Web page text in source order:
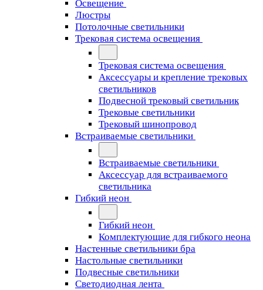
Освещение
Люстры
Потолочные светильники
Трековая система освещения
Трековая система освещения
Аксессуары и крепление трековых
светильников
Подвесной трековый светильник
Трековые светильники
Трековый шинопровод
Встраиваемые светильники
Встраиваемые светильники
Аксессуар для встраиваемого
светильника
Гибкий неон
Гибкий неон
Комплектующие для гибкого неона
Настенные светильники бра
Настольные светильники
Подвесные светильники
Светодиодная лента